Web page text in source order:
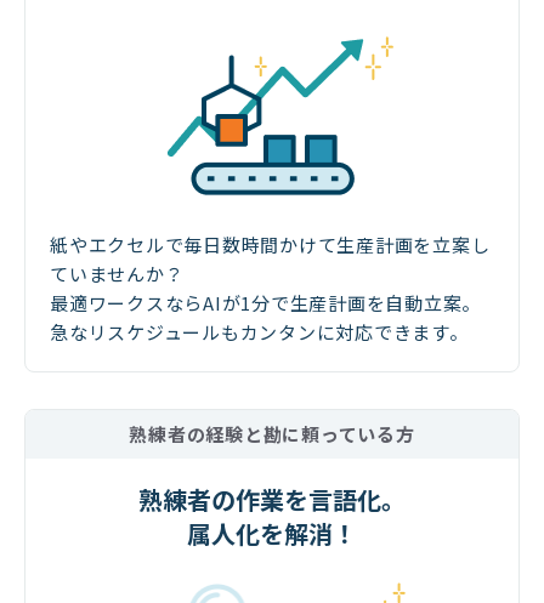
紙やエクセルで毎日数時間かけて生産計画を立案し
ていませんか？
最適ワークスならAIが1分で生産計画を自動立案。
急なリスケジュールもカンタンに対応できます。
熟練者の経験と勘に頼っている方
熟練者の作業を言語化。
属人化を解消！